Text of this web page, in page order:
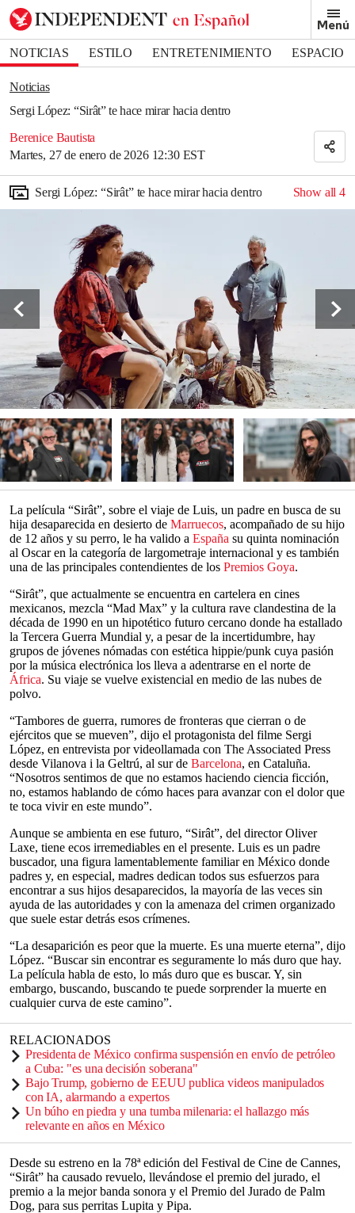
Menú
NOTICIAS ESTILO ENTRETENIMIENTO
ESPACIO
DEPORTES
Noticias
Sergi López: “Sirât” te hace mirar hacia dentro
Berenice Bautista
Martes, 27 de enero de 2026 12:30 EST
Bookmark popover
Removed from bookmarks
Close popover
Sergi López: “Sirât” te hace mirar hacia dentro Show all4
La película “Sirât”, sobre el viaje de Luis, un padre en busca de su
hija desaparecida en desierto de Marruecos, acompañado de su hijo
de 12 años y su perro, le ha valido a España su quinta nominación
al Oscar en la categoría de largometraje internacional y es también
una de las principales contendientes de los Premios Goya.
“Sirât”, que actualmente se encuentra en cartelera en cines
mexicanos, mezcla “Mad Max” y la cultura rave clandestina de la
década de 1990 en un hipotético futuro cercano donde ha estallado
la Tercera Guerra Mundial y, a pesar de la incertidumbre, hay
grupos de jóvenes nómadas con estética hippie/punk cuya pasión
por la música electrónica los lleva a adentrarse en el norte de
África. Su viaje se vuelve existencial en medio de las nubes de
polvo.
“Tambores de guerra, rumores de fronteras que cierran o de
ejércitos que se mueven”, dijo el protagonista del filme Sergi
López, en entrevista por videollamada con The Associated Press
desde Vilanova i la Geltrú, al sur de Barcelona, en Cataluña.
“Nosotros sentimos de que no estamos haciendo ciencia ficción,
no, estamos hablando de cómo haces para avanzar con el dolor que
te toca vivir en este mundo”.
Aunque se ambienta en ese futuro, “Sirât”, del director Oliver
Laxe, tiene ecos irremediables en el presente. Luis es un padre
buscador, una figura lamentablemente familiar en México donde
padres y, en especial, madres dedican todos sus esfuerzos para
encontrar a sus hijos desaparecidos, la mayoría de las veces sin
ayuda de las autoridades y con la amenaza del crimen organizado
que suele estar detrás esos crímenes.
“La desaparición es peor que la muerte. Es una muerte eterna”, dijo
López. “Buscar sin encontrar es seguramente lo más duro que hay.
La película habla de esto, lo más duro que es buscar. Y, sin
embargo, buscando, buscando te puede sorprender la muerte en
cualquier curva de este camino”.
RELACIONADOS
Presidenta de México confirma suspensión en envío de petróleo
a Cuba: "es una decisión soberana"
Bajo Trump, gobierno de EEUU publica videos manipulados
con IA, alarmando a expertos
Un búho en piedra y una tumba milenaria: el hallazgo más
relevante en años en México
Desde su estreno en la 78ª edición del Festival de Cine de Cannes,
“Sirât” ha causado revuelo, llevándose el premio del jurado, el
premio a la mejor banda sonora y el Premio del Jurado de Palm
Dog, para sus perritas Lupita y Pipa.